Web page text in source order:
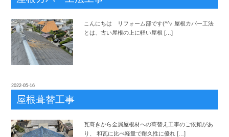
こんにちは リフォーム部です(^^♪ 屋根カバー工法
とは、古い屋根の上に軽い屋根 […]
2022-05-16
屋根葺替工事
瓦葺きから金属屋根材への葺替え工事のご依頼があ
り、 和瓦に比べ軽量で耐久性に優れ […]